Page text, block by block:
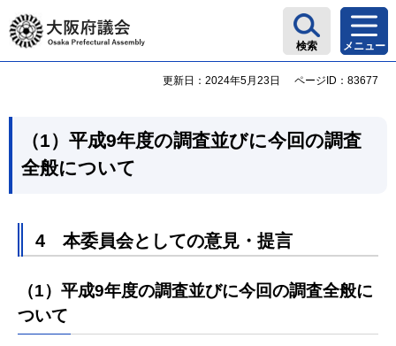
大阪府議会
検索 メニュー
更新日：2024年5月23日 ページID：83677
（1）平成9年度の調査並びに今回の調査
全般について
4 本委員会としての意見・提言
（1）平成9年度の調査並びに今回の調査全般に
ついて